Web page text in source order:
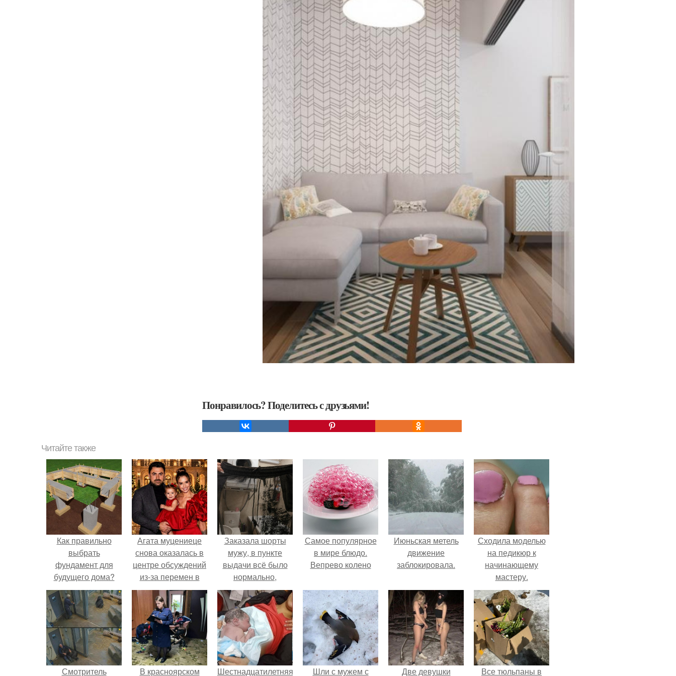
Понравилось? Поделитесь с друзьями!
Читайте также
Как правильно
выбрать
фундамент для
будущего дома?
Агата муцениеце
снова оказалась в
центре обсуждений
из-за перемен в
личной жизни.
Заказала шорты
мужу, в пункте
выдачи всё было
нормально,
примерил все
хорошо, ничего не
предвещало беды.
Самое популярное
в мире блюдо.
Вепрево колено
Июньская метель
движение
заблокировала.
Сходила моделью
на педикюр к
начинающему
мастеру.
Смотритель В красноярском Шестнадцатилетняя Шли с мужем с Две девушки Все тюльпаны в